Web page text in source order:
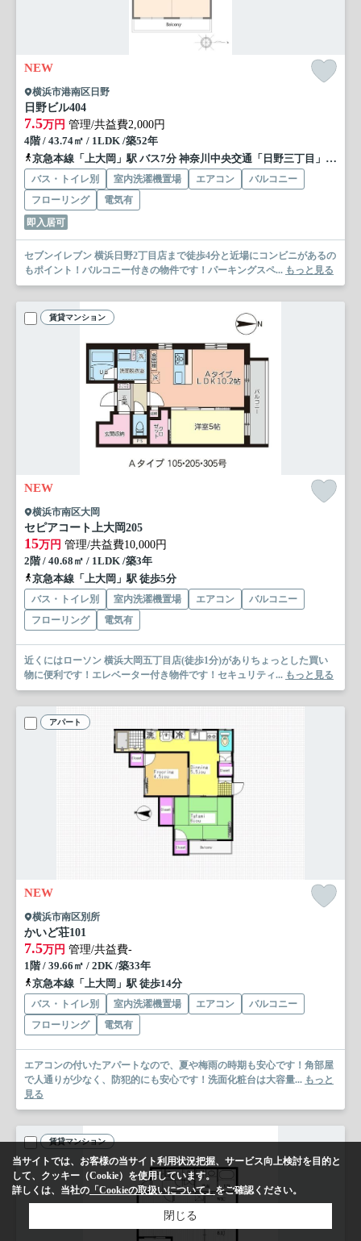
NEW
横浜市港南区日野
日野ビル404
7.5万円 管理/共益費2,000円
4階 / 43.74㎡ / 1LDK /築52年
京急本線「上大岡」駅 バス7分 神奈川中央交通「日野三丁目」 停歩2分
バス・トイレ別 室内洗濯機置場 エアコン
バルコニー
フローリング
電気有
即入居可
セブンイレブン 横浜日野2丁目店まで徒歩4分と近場にコンビニがあるの
もポイント！バルコニー付きの物件です！パーキングスペ... もっと見る
賃貸マンション
NEW
横浜市南区大岡
セピアコート上大岡205
15万円 管理/共益費10,000円
2階 / 40.68㎡ / 1LDK /築3年
京急本線「上大岡」駅 徒歩5分
バス・トイレ別 室内洗濯機置場 エアコン
バルコニー
フローリング
電気有
近くにはローソン 横浜大岡五丁目店(徒歩1分)がありちょっとした買い
物に便利です！エレベーター付き物件です！セキュリティ... もっと見る
アパート
NEW
横浜市南区別所
かいど荘101
7.5万円 管理/共益費-
1階 / 39.66㎡ / 2DK /築33年
京急本線「上大岡」駅 徒歩14分
バス・トイレ別 室内洗濯機置場 エアコン
バルコニー
フローリング
電気有
エアコンの付いたアパートなので、夏や梅雨の時期も安心です！角部屋
で人通りが少なく、防犯的にも安心です！洗面化粧台は大容量... もっと
見る
賃貸マンション
当サイトでは、お客様の当サイト利用状況把握、サービス向上検討を目的と
して、クッキー（Cookie）を使用しています。
詳しくは、当社の 「Cookieの取扱いについて」をご確認ください。
閉じる